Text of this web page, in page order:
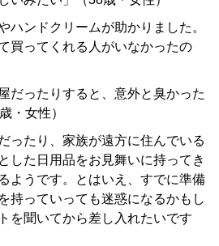
ハンドクリームが助かりました。
買ってくれる人がいなかったの
だったりすると、意外と臭かった
・女性）
ったり、家族が遠方に住んでいる
した日用品をお見舞いに持ってき
ようです。とはいえ、すでに準備
持っていっても迷惑になるかもし
を聞いてから差し入れたいです